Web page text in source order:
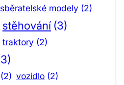
sběratelské modely (2)
stěhování (3)
traktory (2)
(2) vozidlo (2)